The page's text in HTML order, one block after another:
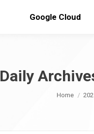
Google Cloud
Daily
You are
Home